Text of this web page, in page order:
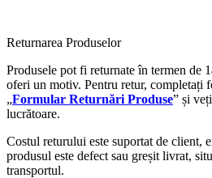
Returnarea Produselor
Produsele pot fi returnate în termen de
oferi un motiv. Pentru retur, completați
„Formular Returnări Produse” și
lucrătoare.
Costul returului este suportat de client,
produsul este defect sau greșit livrat,
transportul.